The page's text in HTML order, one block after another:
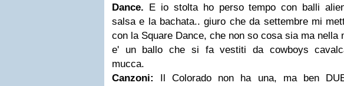
Dance. E io stolta ho perso tempo con balli
salsa e la bachata.. giuro che da settembre mi
con la Square Dance, che non so cosa sia ma nella
e' un ballo che si fa vestiti da cowboys
mucca.
Canzoni: Il Colorado non ha una, ma ben